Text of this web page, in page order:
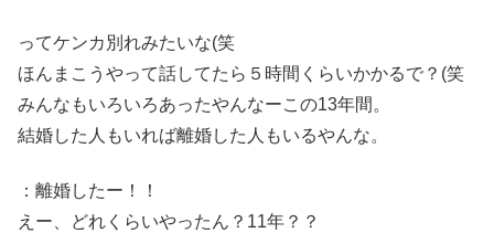
ってケンカ別れみたいな(笑
ほんまこうやって話してたら５時間くらいかかるで？(笑
みんなもいろいろあったやんなーこの13年間。
結婚した人もいれば離婚した人もいるやんな。
：離婚したー！！
えー、どれくらいやったん？11年？？